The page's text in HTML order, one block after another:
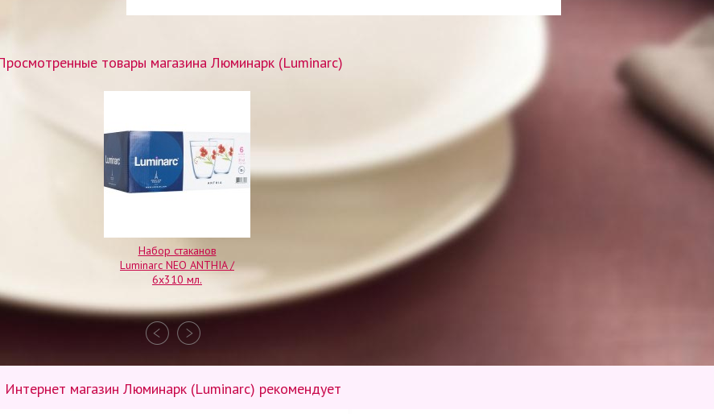
товары магазина Люминарк (Luminarc)
Набор стаканов
Luminarc NEO ANTHIA /
6x310 мл.
Интернет магазин Люминарк (Luminarc) рекомендует